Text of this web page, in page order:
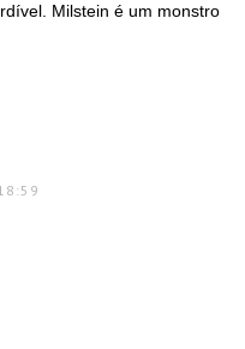
Milstein é um monstro